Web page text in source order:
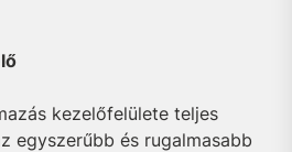
kezelőfelülete teljes
egyszerűbb és rugalmasabb